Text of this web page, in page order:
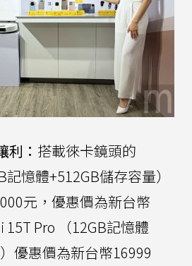
利： 搭載徠卡鏡頭的
憶體+512GB儲存容量）
元，優惠價為新台幣
Pro （12GB記憶體
優惠價為新台幣16999